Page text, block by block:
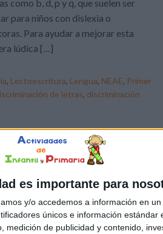
es importante para
y/o accedemos a información en
únicos e información estándar
medición de publicidad y contenido,
como b, d, p y q, que suelen ser
para niños con dislexia o
Para ayudar a mejorar esta
lúdica […]
, Lectoescritura, Lengua, NEAE, Primer
de letras, discriminación